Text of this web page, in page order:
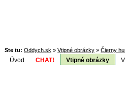
Ste tu: Oddych.sk » Vtipné obrázky » Čierny
Úvod CHAT! Vtipné obrázky